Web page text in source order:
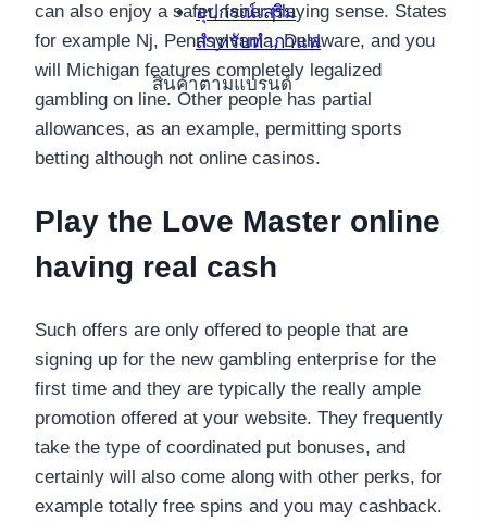
อุปกรณ์เสริม
สำหรับทำกาแฟ
สินค้าตามแบรนด์
can also enjoy a safer, fairer playing sense. States
for example Nj, Pennsylvania, Delaware, and you
will Michigan features completely legalized
gambling on line. Other people has partial
allowances, as an example, permitting sports
betting although not online casinos.
Play the Love Master online
having real cash
Such offers are only offered to people that are
signing up for the new gambling enterprise for the
first time and they are typically the really ample
promotion offered at your website. They frequently
take the type of coordinated put bonuses, and
certainly will also come along with other perks, for
example totally free spins and you may cashback.